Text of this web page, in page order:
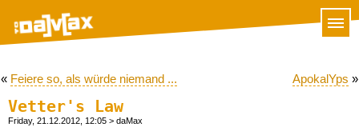
« Feiere so, als würde niemand ... ApokalYps »
Vetter's Law
Friday, 21.12.2012, 12:05 > daMax